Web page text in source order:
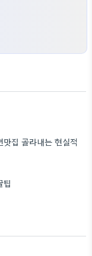
집 골라내는 현실적
팁